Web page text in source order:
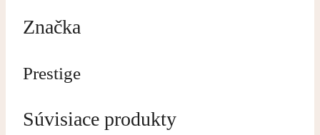
Značka
Prestige
Súvisiace produkty